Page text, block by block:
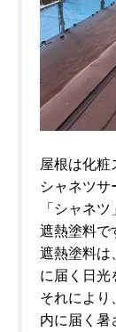
屋根は化粧
シャネツサ
「シャネ
遮熱塗料で
遮熱塗料は
に届く日光
それにより
内に届く暑